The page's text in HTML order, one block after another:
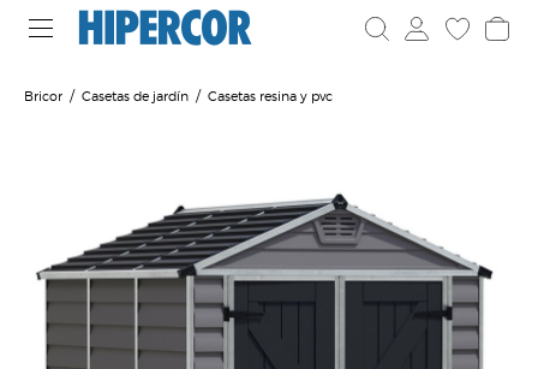
Bricor Casetas de jardín Casetas resina y pvc